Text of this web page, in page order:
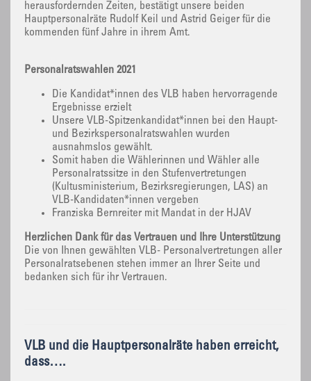
herausfordernden Zeiten, bestätigt unsere beiden
Hauptpersonalräte Rudolf Keil und Astrid Geiger für die
kommenden fünf Jahre in ihrem Amt.
Personalratswahlen 2021
Die Kandidat*innen des VLB haben hervorragende
Ergebnisse erzielt
Unsere VLB-Spitzenkandidat*innen bei den Haupt-
und Bezirkspersonalratswahlen wurden
ausnahmslos gewählt.
Somit haben die Wählerinnen und Wähler alle
Personalratssitze in den Stufenvertretungen
(Kultusministerium, Bezirksregierungen, LAS) an
VLB-Kandidaten*innen vergeben
Franziska Bernreiter mit Mandat in der HJAV
Herzlichen Dank für das Vertrauen und Ihre Unterstützung
Die von Ihnen gewählten VLB- Personalvertretungen aller
Personalratsebenen stehen immer an Ihrer Seite und
bedanken sich für ihr Vertrauen.
VLB und die Hauptpersonalräte haben erreicht,
dass….